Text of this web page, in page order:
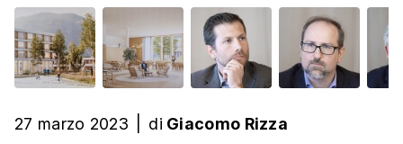
27 marzo 2023 di Giacomo Rizza